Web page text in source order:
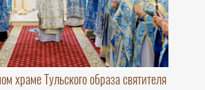
храме Тульского образа святителя